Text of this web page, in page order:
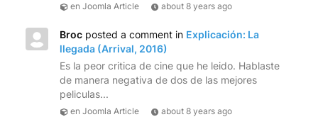
en Joomla Article about 8 years ago
Broc posted a comment in Explicación: La
llegada (Arrival, 2016)
Es la peor critica de cine que he leido. Hablaste
de manera negativa de dos de las mejores
peliculas...
en Joomla Article about 8 years ago